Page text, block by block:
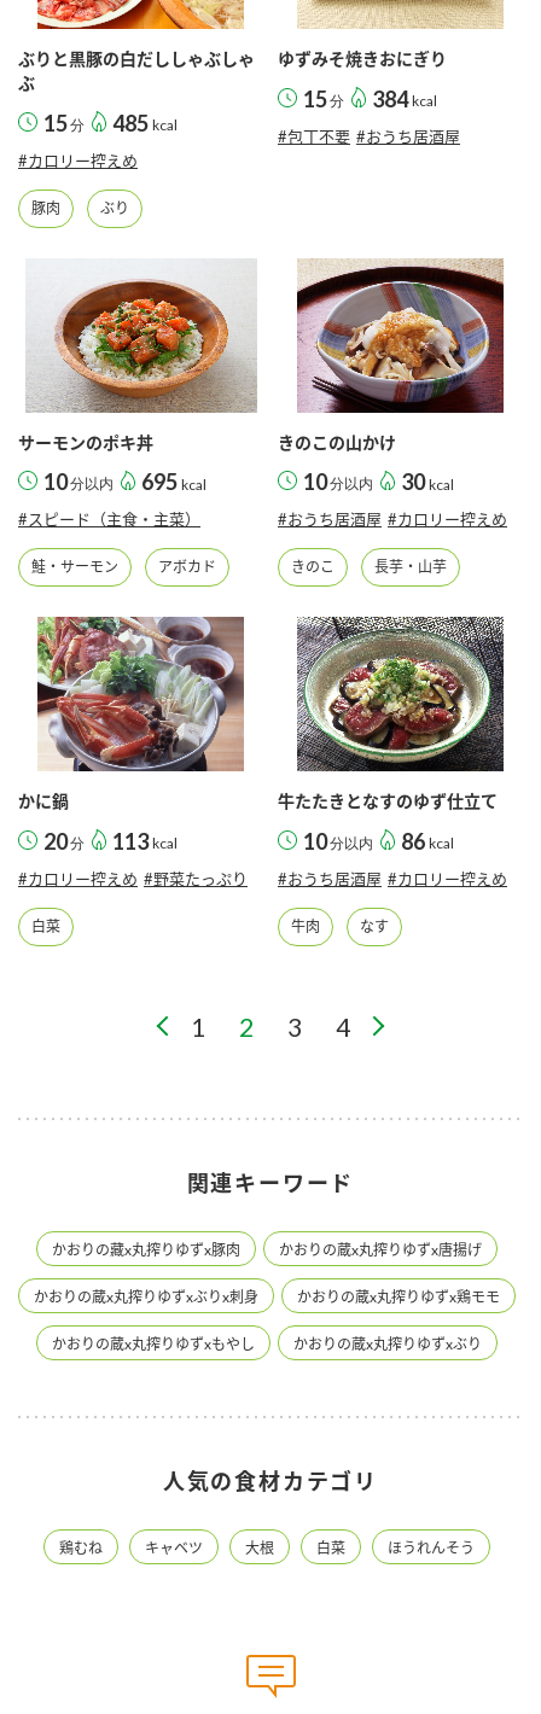
ぶりと黒豚の白だししゃぶしゃ
ぶ
15分 485 kcal
#カロリー控えめ
豚肉 ぶり
ゆずみそ焼きおにぎり
15分 384 kcal
#包丁不要 #おうち居酒屋
サーモンのポキ丼
10分以内 695 kcal
#スピード（主食・主菜）
鮭・サーモン アボカド
きのこの山かけ
10分以内 30 kcal
#おうち居酒屋 #カロリー控えめ
きのこ 長芋・山芋
かに鍋
20分 113 kcal
#カロリー控えめ #野菜たっぷり
白菜
牛たたきとなすのゆず仕立て
10分以内 86 kcal
#おうち居酒屋 #カロリー控えめ
牛肉 なす
1 2 3 4
関連キーワード
かおりの藏x丸搾りゆずx豚肉 かおりの蔵x丸搾りゆずx唐揚げ
かおりの蔵x丸搾りゆずxぶりx刺身 かおりの蔵x丸搾りゆずx鶏モモ
かおりの蔵x丸搾りゆずxもやし かおりの蔵x丸搾りゆずxぶり
人気の食材カテゴリ
鶏むね キャベツ 大根 白菜 ほうれんそう